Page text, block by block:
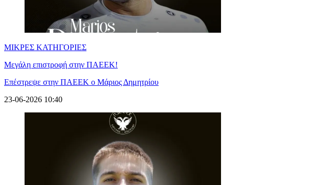
ΜΙΚΡΕΣ ΚΑΤΗΓΟΡΙΕΣ
Μεγάλη επιστροφή στην ΠΑΕΕΚ!
Επέστρεψε στην ΠΑΕΕΚ ο Μάριος Δημητρίου
23-06-2026 10:40